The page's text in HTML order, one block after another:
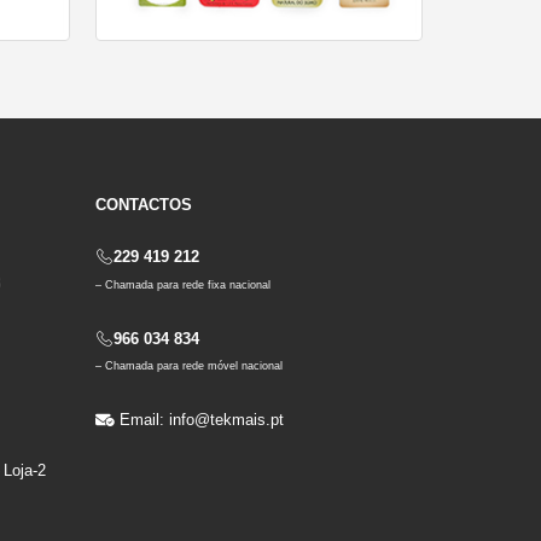
2
CONTACTOS
229 419 212
– Chamada para rede fixa nacional
966 034 834
– Chamada para rede móvel nacional
Email: info@tekmais.pt